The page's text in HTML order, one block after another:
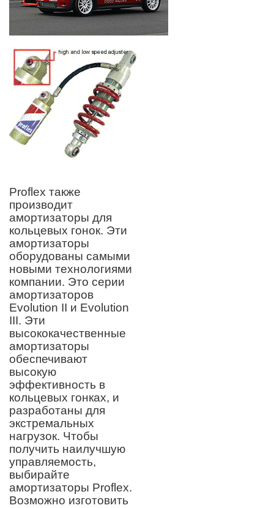
Proflex также
производит
амортизаторы для
кольцевых гонок. Эти
амортизаторы
оборудованы самыми
новыми технологиями
компании. Это серии
амортизаторов
Evolution II и Evolution
III. Эти
высококачественные
амортизаторы
обеспечивают
высокую
эффективность в
кольцевых гонках, и
разработаны для
экстремальных
нагрузок. Чтобы
получить наилучшую
управляемость,
выбирайте
амортизаторы Proflex.
Возможно изготовить